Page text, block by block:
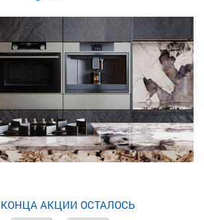
АКЦИИ ОСТАЛОСЬ